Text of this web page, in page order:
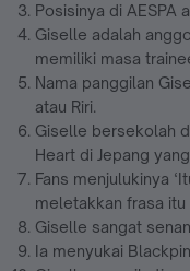
Posisinya di AESPA
Giselle adalah
memiliki masa
Nama panggilan
atau Riri.
Giselle bersekolah
Heart di Jepang
Fans menjulukinya
meletakkan frasa
Giselle sangat
Ia menyukai